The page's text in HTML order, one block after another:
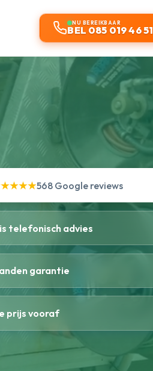
NU BEREIKBAAR
BEL 085 019 46 51
568 Google reviews
telefonisch advies
garantie
prijs vooraf